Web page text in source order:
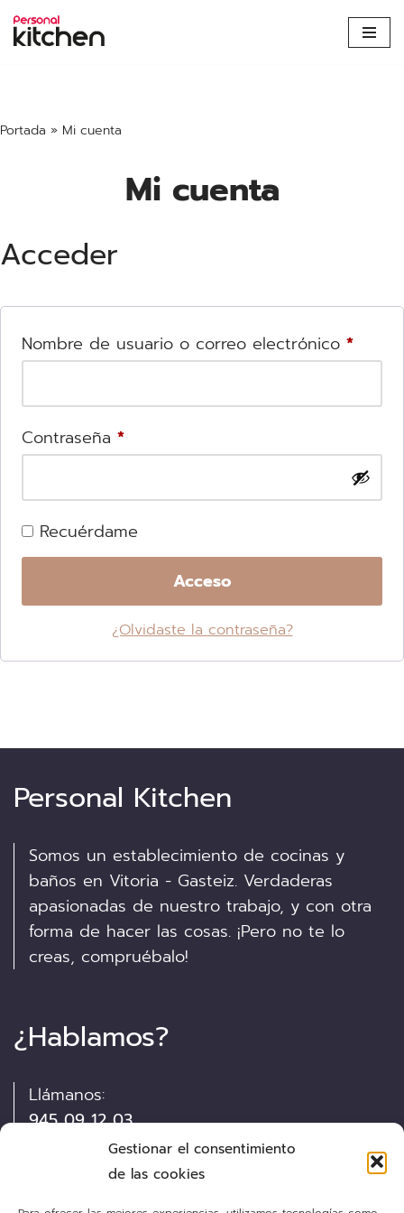
Gestionar el consentimiento
de las cookies
Saltar
Portada » Mi cuenta
Mi cuenta
Acceder
Nombre de usuario o correo electrónico *
Contraseña *
Recuérdame
Acceso
¿Olvidaste la contraseña?
Personal Kitchen
Somos un establecimiento de cocinas y
baños en Vitoria - Gasteiz. Verdaderas
apasionadas de nuestro trabajo, y con otra
forma de hacer las cosas. ¡Pero no te lo
creas, compruébalo!
¿Hablamos?
Llámanos:
945 09 12 03